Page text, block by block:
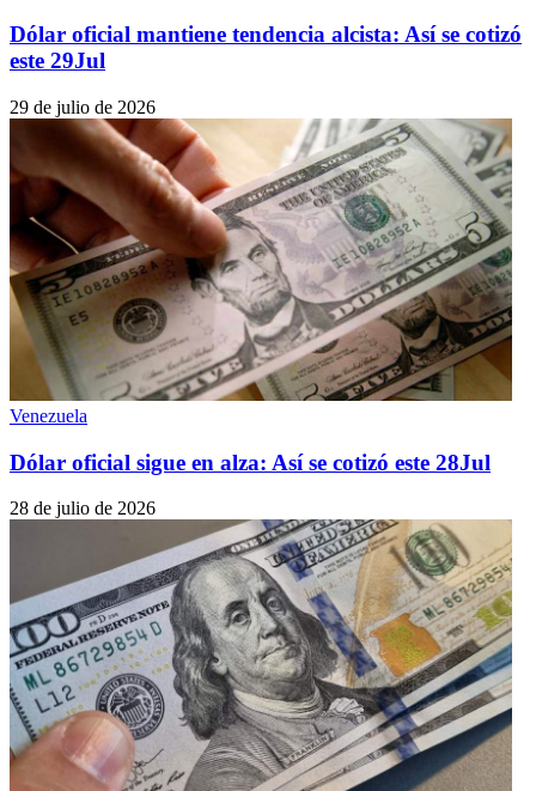
Dólar oficial mantiene tendencia alcista: Así se cotizó
este 29Jul
29 de julio de 2026
Venezuela
Dólar oficial sigue en alza: Así se cotizó este 28Jul
28 de julio de 2026